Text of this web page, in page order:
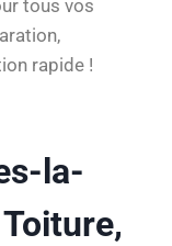
tous vos
rapide !
la-